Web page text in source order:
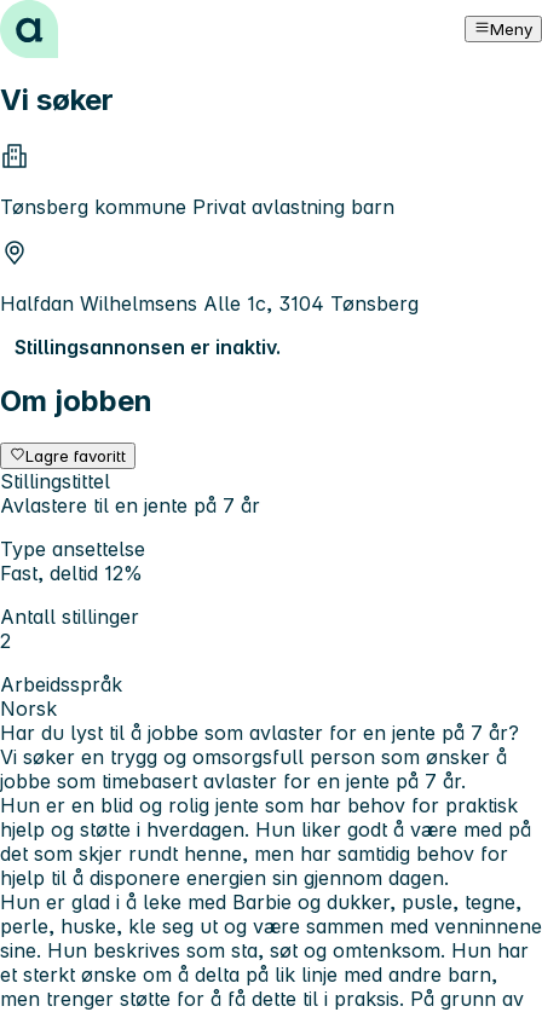
Hopp til innhold Meny
Vi søker
Tønsberg kommune Privat avlastning barn
Halfdan Wilhelmsens Alle 1c, 3104 Tønsberg
Stillingsannonsen er inaktiv.
Om jobben
Lagre favoritt
Stillingstittel
Avlastere til en jente på 7 år
Type ansettelse
Fast, deltid 12%
Antall stillinger
2
Arbeidsspråk
Norsk
Har du lyst til å jobbe som avlaster for en jente på 7 år?
Vi søker en trygg og omsorgsfull person som ønsker å
jobbe som timebasert avlaster for en jente på 7 år.
Hun er en blid og rolig jente som har behov for praktisk
hjelp og støtte i hverdagen. Hun liker godt å være med på
det som skjer rundt henne, men har samtidig behov for
hjelp til å disponere energien sin gjennom dagen.
Hun er glad i å leke med Barbie og dukker, pusle, tegne,
perle, huske, kle seg ut og være sammen med venninnene
sine. Hun beskrives som sta, søt og omtenksom. Hun har
et sterkt ønske om å delta på lik linje med andre barn,
men trenger støtte for å få dette til i praksis. På grunn av